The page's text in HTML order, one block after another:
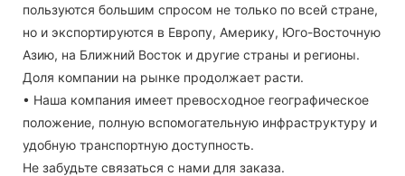
пользуются большим спросом не только по всей стране,
но и экспортируются в Европу, Америку, Юго-Восточную
Азию, на Ближний Восток и другие страны и регионы.
Доля компании на рынке продолжает расти.
• Наша компания имеет превосходное географическое
положение, полную вспомогательную инфраструктуру и
удобную транспортную доступность.
Не забудьте связаться с нами для заказа.